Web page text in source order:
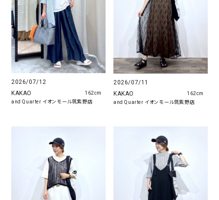
2026/07/12
KAKAO
and Quarter イオンモール筑紫野店
162cm
2026/07/11
KAKAO
and Quarter イオンモール筑紫野店
162cm